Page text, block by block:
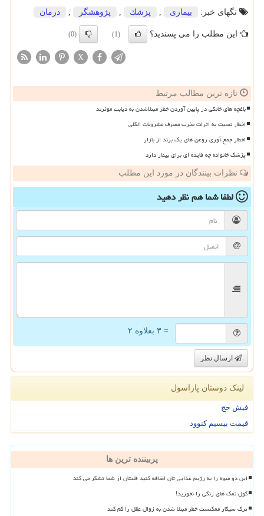
تگهای خبر:
بیماری , پزشك , پژوهشگر , درمان
این مطلب را می پسندید؟ (1)
(0)
X
تازه ترین مطالب مرتبط
باغچه های خانگی در پایین آوردن خطر مبتلاشدن به دیابت موثرند
اخطار نسبت به اثرات مخرب مصرف مشروبات الکلی
اخطار جمع آوری روغن های یک برند از بازار
پزشک خانواده چه فایده ای برای بیمار دارد
نظرات بینندگان در مورد این مطلب
لطفا شما همنظر دهید
= ۳ بعلاوه ۲
ارسال نظر
لینک دوستان پاراسول
فیش حج
قیمت بیسیم کنوود
پربیننده ترین ها
این دو میوه را به رژیم غذایی تان اضافه کنید قلبتان از شما تشکر می کند
گول نمک های رنگی را نخورید!
ترک سیگار ممکنست خطر مبتلا شدن به زوال عقل را کم کند